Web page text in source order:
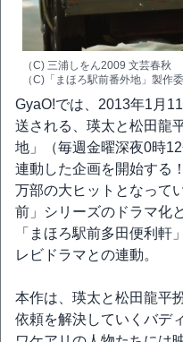
（C) 三浦しをん2009 文芸春秋
（C)「まほろ駅前番外地」製作
GyaO!では、2013年1月
送される、瑛太と松田龍
地」（毎週金曜深夜0時
連動した企画を開始する
万部の大ヒットとなって
前」シリーズのドラマ化
「まほろ駅前多田便利軒
レビドラマとの連動。
本作は、瑛太と松田龍平
依頼を解決していくバデ